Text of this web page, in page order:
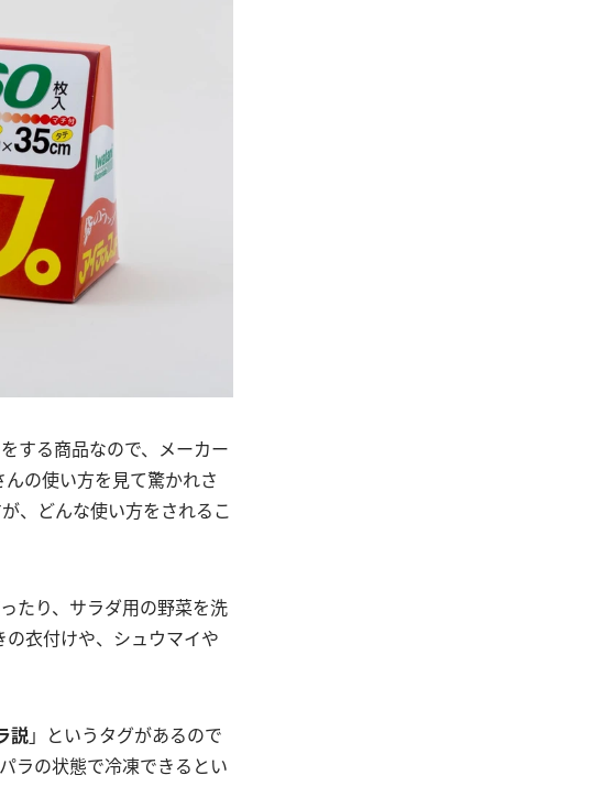
する商品なので、メーカー
の使い方を見て驚かれさ
、どんな使い方をされるこ
たり、サラダ用の野菜を洗
衣付けや、シュウマイや
説」というタグがあるので
ラの状態で冷凍できるとい